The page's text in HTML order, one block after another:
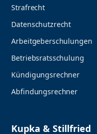
Strafrecht
Datenschutzrecht
Arbeitgeberschulungen
Betriebsratsschulung
Kündigungsrechner
Abfindungsrechner
Kupka & Stillfried